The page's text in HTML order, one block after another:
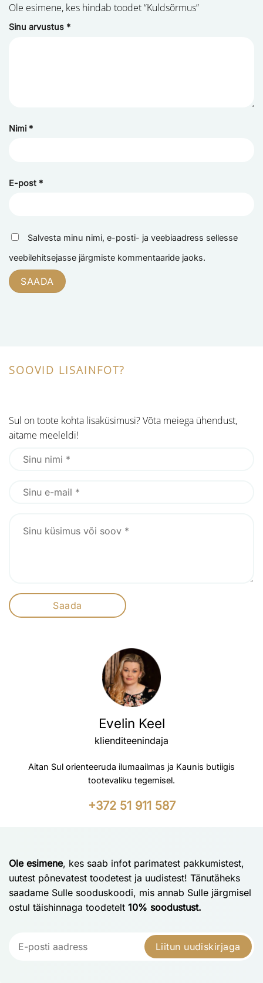
Ole esimene, kes hindab toodet “Kuldsõrmus”
Sinu arvustus *
Nimi *
E-post *
Salvesta minu nimi, e-posti- ja veebiaadress sellesse
veebilehitsejasse järgmiste kommentaaride jaoks.
SOOVID LISAINFOT?
Sul on toote kohta lisaküsimusi? Võta meiega ühendust,
aitame meeleldi!
Evelin Keel
klienditeenindaja
Aitan Sul orienteeruda ilumaailmas ja Kaunis butiigis
tootevaliku tegemisel.
+372 51 911 587
Ole esimene, kes saab infot parimatest pakkumistest,
uutest põnevatest toodetest ja uudistest! Tänutäheks
saadame Sulle sooduskoodi, mis annab Sulle järgmisel
ostul täishinnaga toodetelt 10% soodustust.
Liitun uudiskirjaga